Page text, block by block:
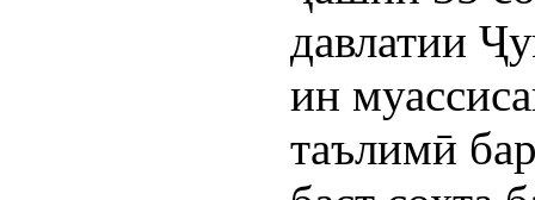
давлатии
ин
таълимӣ